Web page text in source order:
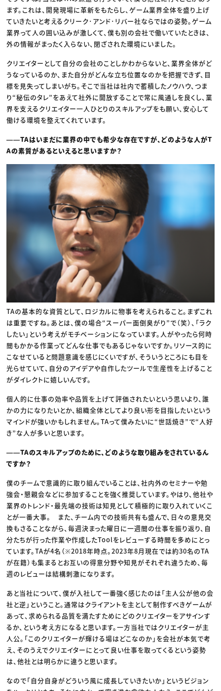
ます。これは、開発現場に革新をもたらし、ゲーム業界全体を盛り上げ
ていきたいと考えるクリーク･アンド･リバー社ならではの姿勢。ゲーム
業界って人の囲い込みが激しくて、僕も別の会社で働いていたときは、
外の情報がまったく入らない、閉ざされた環境にいました。
クリエイターとして自分の会社のことしかわからないと、業界全体がど
うなっているのか、また自分がどんな立ち位置なのかを把握できず、目
標を見失ってしまいがち。そこで当社は社内で蓄積したノウハウ、つま
り“秘伝のタレ”をあえて社外に開放することで常に風通しを良くし、業
界を支えるクリエイター一人ひとりのスキルアップをも願い、安心して
働ける環境を整えてくれています。
――TAはいまだに業界の中でも希少な存在ですが、どのような人がT
Aの素質があるといえると思いますか？
TAの基本的な資質として、ロジカルに物事を考えられること。まずこれ
は重要ですね。あとは、僕の場合“スーパー面倒臭がり”で（笑）、「ラク
したい」という考えがモチベーションになっています。人がやったら何時
間もかかる作業ってどんな仕事でもあるじゃないですか。リソース的に
こなせていると問題意識を感じにくいですが、そういうところにも目を
光らせていて、自分のアイデアや自作したツールで生産性を上げること
がダイレクトに嬉しいんです。
個人的に仕事の効率や品質を上げて評価されたいという思いより、誰
かの力になりたいとか、組織全体としてより良い形を目指したいという
マインドが強いかもしれません。TAって僕みたいに“世話焼き”で“人好
き”な人が多いと思います。
――TAのスキルアップのために、どのような取り組みをされているん
ですか？
僕のチームで意識的に取り組んでいることは、社内外のセミナーや勉
強会・懇親会などに参加することを強く推奨しています。やはり、他社や
業界のトレンド・最先端の技術は知見として積極的に取り入れていくこ
とが一番大事。 また、チーム内での技術共有も盛んで、日々の意見交
換もさることながら、毎週決まった曜日に一週間の仕事を振り返り、自
分たちが行った作業や作成したToolをレビューする時間を多めにとっ
ています。TAが4名（※2018年時点。2023年8月現在では約30名のTA
が在籍）も集まるとお互いの得意分野や知見がそれぞれ違うため、毎
週のレビューは結構刺激になります。
あと当社について、僕が入社して一番強く感じたのは「主人公が他の会
社と逆」ということ。通常はクライアントを主として制作すべきゲームが
あって、求められる品質を満たすためにどのクリエイターをアサインす
るか、という考え方になると思います。一方当社ではクリエイターが主
人公。「このクリエイターが輝ける場はどこなのか」を会社が本気で考
え、そのうえでクリエイターにとって良い仕事を取ってくるという姿勢
は、他社とは明らかに違うと思います。
なので「自分自身がどういう風に成長していきたいか」というビジョン